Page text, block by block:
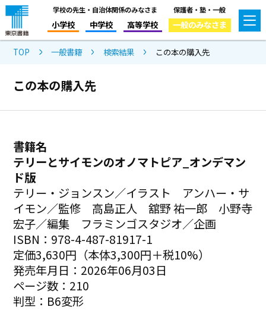
学校の先生・自治体関係のみなさま
小学校 中学校 高等学校
保護者・塾・一般
一般のみなさま
TOP 一般書籍 検索結果 この本の購入先
この本の購入先
書籍名
テリーとサイモンのオノマトピア_オンデマン
ド版
テリー・ジョンスン／イラスト アンハー・サ
イモン／監修 高島正人 舘野 祐一郎 小野寺
宏子／編集 フラミンゴスタジオ／企画
ISBN：978-4-487-81917-1
定価3,630円（本体3,300円＋税10%）
発売年月日：2026年06月03日
ページ数：210
判型：B6変形